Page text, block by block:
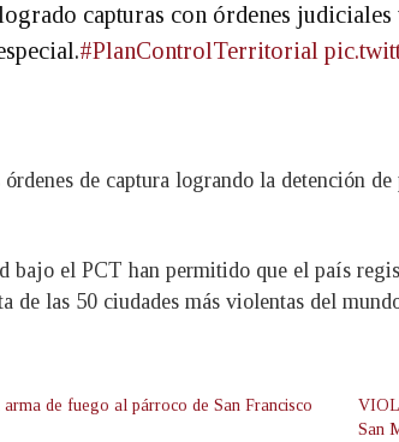
capturas con órdenes
#PlanControlTerritorial
de captura logrando la detención
bajo el PCT han permitido que el país
las 50 ciudades más violentas del
arma de fuego al párroco de San Francisco
San